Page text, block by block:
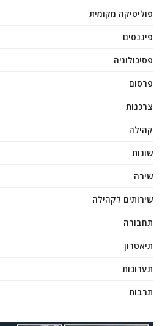
פוליטיקה מקומית
פיננסים
פסיכולוגיה
פרסום
צרכנות
קהילה
שונות
שירה
שירותים לקהילה
תחבורה
תיאטרון
תערוכות
תרבות